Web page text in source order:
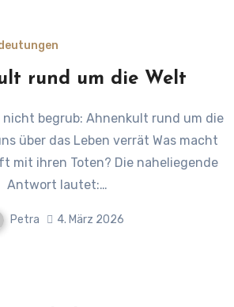
rund um die Welt
über das Leben verrät Was macht
mit ihren Toten? Die naheliegende
Antwort lautet:…
Petra 4. März 2026